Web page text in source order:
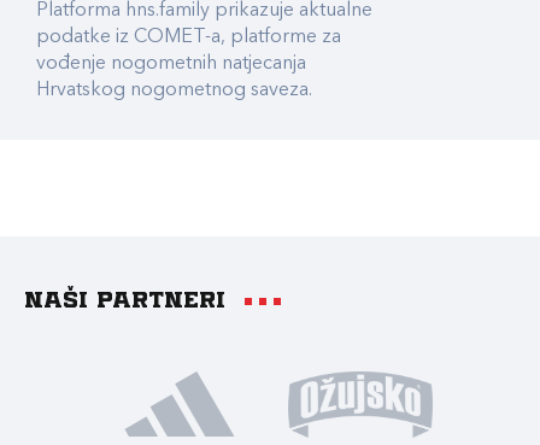
Platforma hns.family prikazuje aktualne
podatke iz COMET-a, platforme za
vođenje nogometnih natjecanja
Hrvatskog nogometnog saveza.
Naši partneri